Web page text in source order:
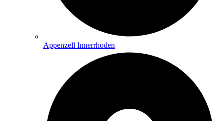
Appenzell Innerrhoden